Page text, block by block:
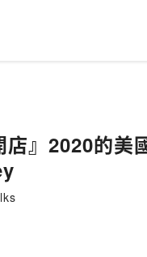
』2020的美